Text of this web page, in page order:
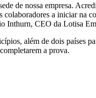
de nossa empresa.
colaboradores a iniciar na
Inthurn, CEO da Lotisa
além de dois países
a prova.